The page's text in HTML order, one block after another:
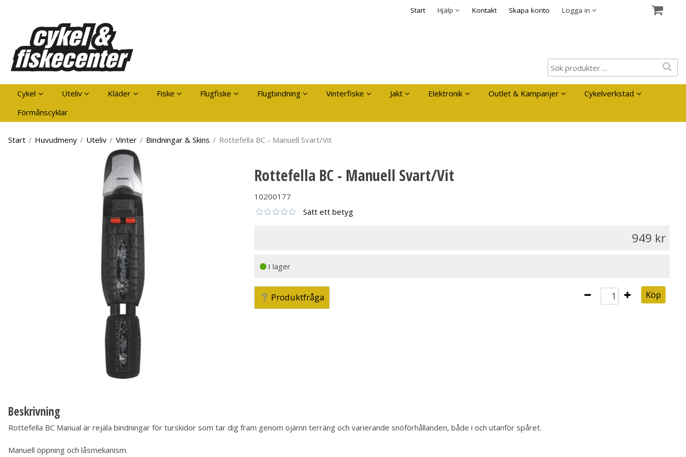
Start Hjälp
Säkerhet & Cookies Kontakt Skapa konto Logga in
Kom ihåg mig
Cykel Uteliv Kläder Fiske Flugfiske Flugbindning Vinterfiske Jakt Elektronik Outlet & Kampanjer
Cykelverkstad
Förmånscyklar
Start / Huvudmeny / Uteliv / Vinter / Bindningar & Skins / Rottefella BC - Manuell Svart/Vit
Rottefella BC - Manuell Svart/Vit
10200177
Sätt ett betyg
949
I lager
Produktfråga Köp
Beskrivning
Rottefella BC Manual är rejäla bindningar för turskidor som tar dig fram genom ojämn terräng och varierande snöförhållanden, både i och utanför spåret.
Manuell öppning och låsmekanism.